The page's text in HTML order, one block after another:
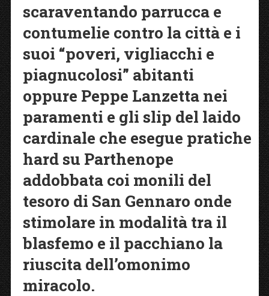
scaraventando parrucca e
contumelie contro la città e i
suoi “poveri, vigliacchi e
piagnucolosi” abitanti
oppure Peppe Lanzetta nei
paramenti e gli slip del laido
cardinale che esegue pratiche
hard su Parthenope
addobbata coi monili del
tesoro di San Gennaro onde
stimolare in modalità tra il
blasfemo e il pacchiano la
riuscita dell’omonimo
miracolo.